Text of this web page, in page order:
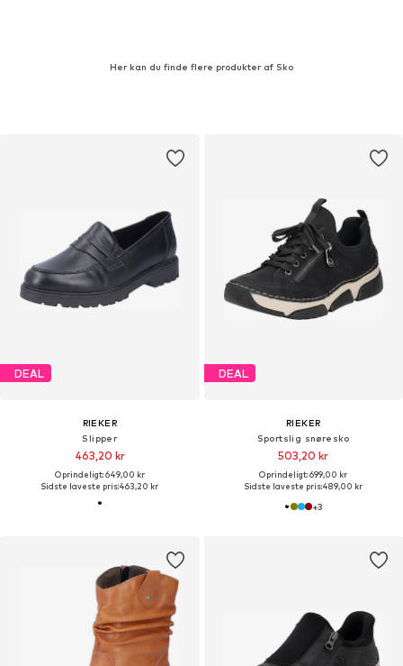
Her kan du finde flere produkter af Sko
DEAL
RIEKER
Slipper
463,20 kr
Oprindeligt: 649,00 kr
Sidste laveste pris:463,20 kr
DEAL
RIEKER
Sportslig snøresko
503,20 kr
Oprindeligt: 699,00 kr
Sidste laveste pris:489,00 kr
+3